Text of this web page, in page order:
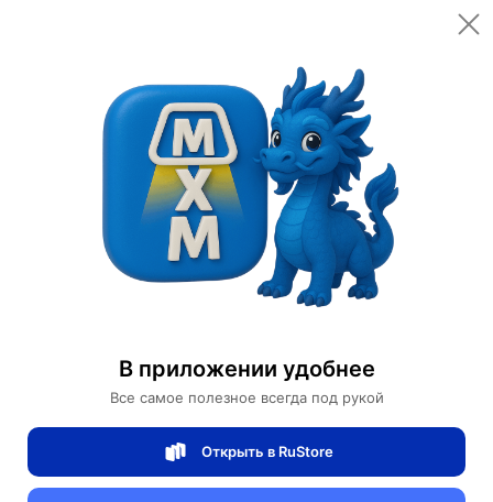
В приложении удобнее
Все самое полезное всегда под рукой
Открыть в RuStore
Открыть
Категории Освещение Светильники
38*35, черный, металл, LED.
Магазин Table lamps